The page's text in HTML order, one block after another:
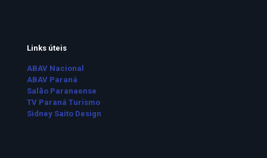
Links úteis
ABAV Nacional
ABAV Paraná
Salão Paranaense
TV Paraná Turismo
Sidney Saito Design